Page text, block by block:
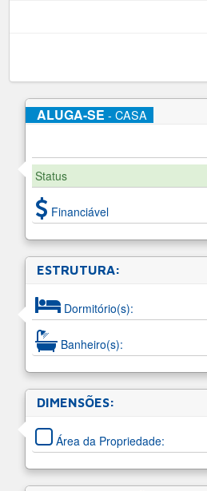
ALUGA-SE- CASA
Status
Financiável
ESTRUTURA:
Dormitório(s):
Banheiro(s):
DIMENSÕES:
Área da Propriedade: